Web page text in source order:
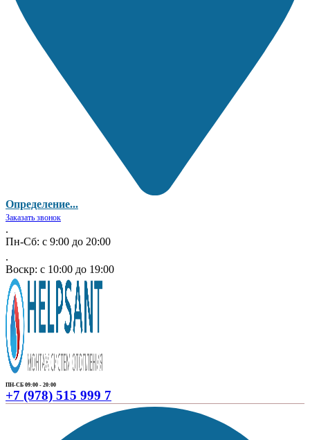
Определение...
Заказать звонок
.
Пн-Сб: с 9:00 до 20:00
.
Воскр: с 10:00 до 19:00
ПН-СБ 09:00 - 20:00
+7 (978) 515 999 7